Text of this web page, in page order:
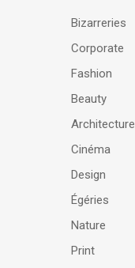
Bizarreries
Corporate
Fashion
Beauty
Architecture
Cinéma
Design
Égéries
Nature
Print